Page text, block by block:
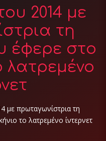
2014 με
τη
έφερε στο
λατρεμένο
με πρωταγωνίστρια τη
το λατρεμένο ίντερνετ